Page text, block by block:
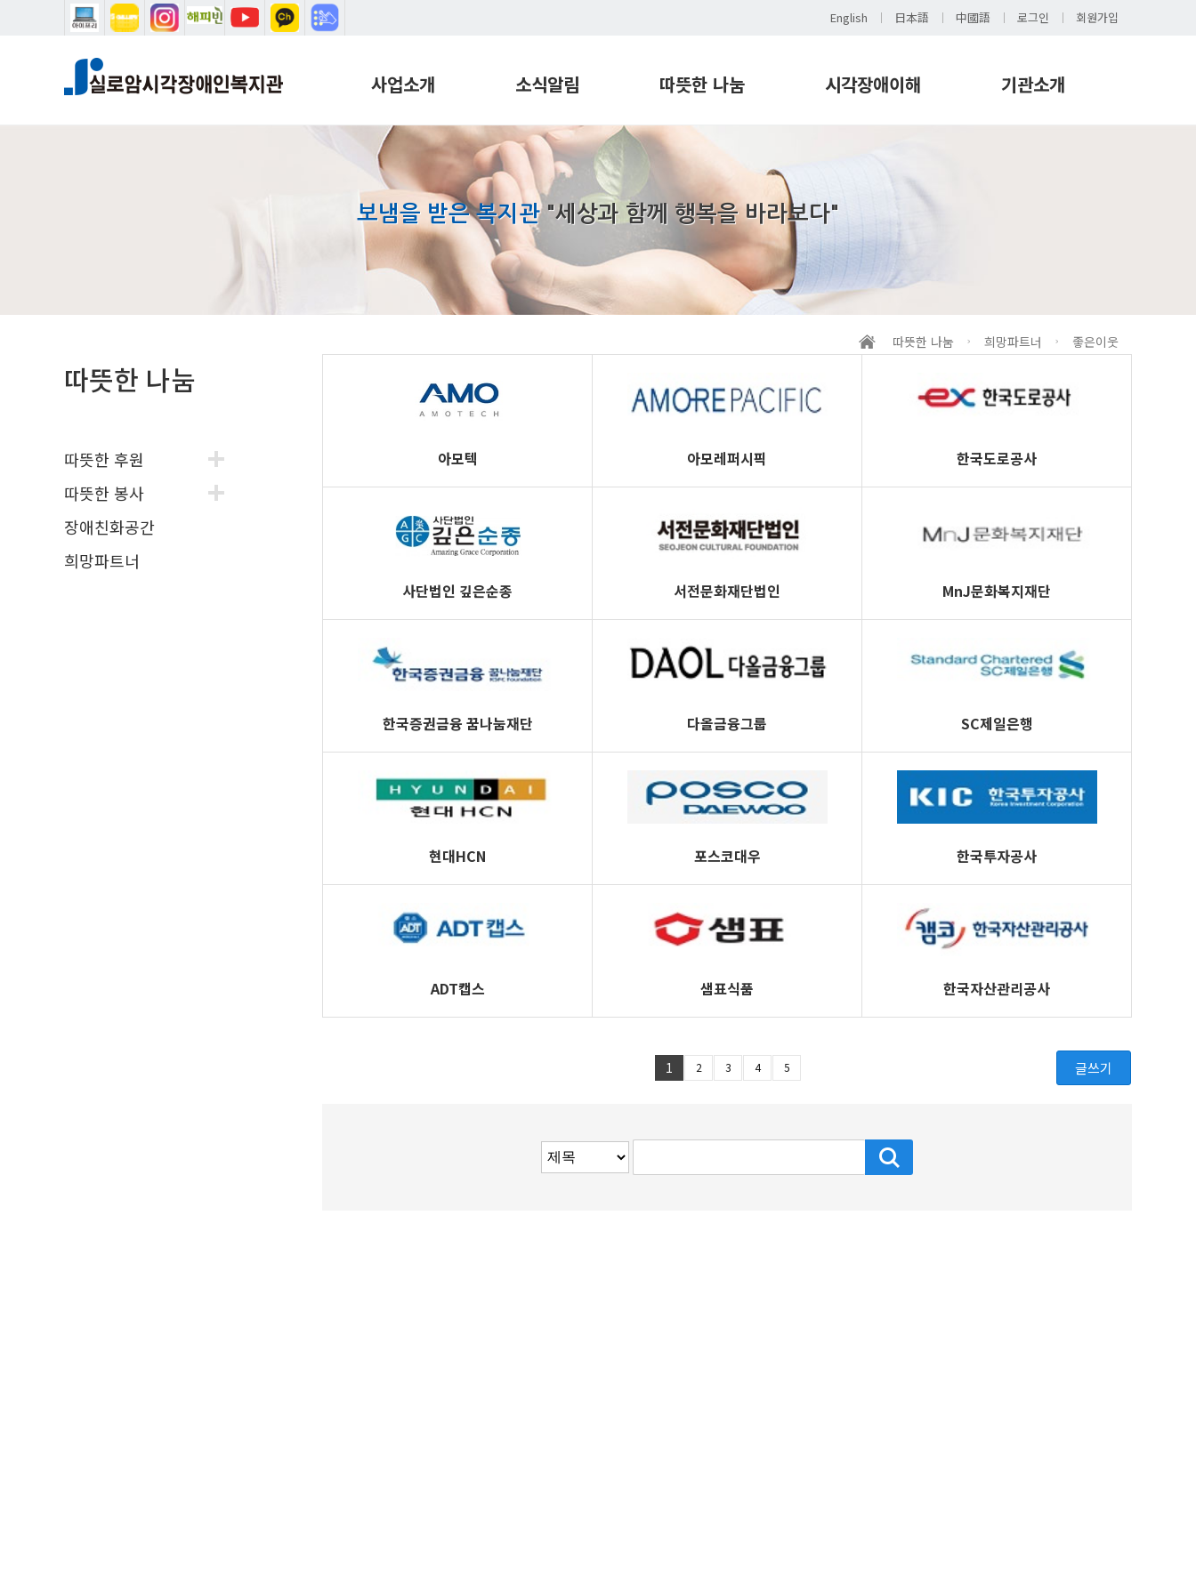
본문 바로가기
메인메뉴 바로가기 English 日本語 中國語 로그인 회원가입
사업소개
복지관
학습지원센터
음악재활센터
설리번학습지원센터
학습지원센터
국제장애인지원센터
소식알림
프로그램 일정
공지사항
프로그램 미리보기
실로암 뉴스 S-tand
실로암 S-tory
실로암 Page
기관견학
실로암 밥상
따뜻한 나눔
따뜻한 후원
따뜻한 봉사
장애친화공간
희망파트너
시각장애이해
시각장애 이해교육
발간도서
촉각도서
보조기기(하드웨어)
보조기기(소프트웨어)
생활용구
기관소개
채용공고
보냄을 받은 복지관"세상과 함께 행복을 바라보다"
따뜻한 나눔
따뜻한 후원
따뜻한 봉사
장애친화공간
희망파트너
따뜻한 나눔 희망파트너 좋은이웃
아모텍 아모레퍼시픽 한국도로공사
사단법인 깊은순종 서전문화재단법인 MnJ문화복지재단
한국증권금융 꿈나눔재단 다올금융그룹 SC제일은행
현대HCN 포스코대우 한국투자공사
ADT캡스 샘표식품 한국자산관리공사
1 2 3 4 5 글쓰기